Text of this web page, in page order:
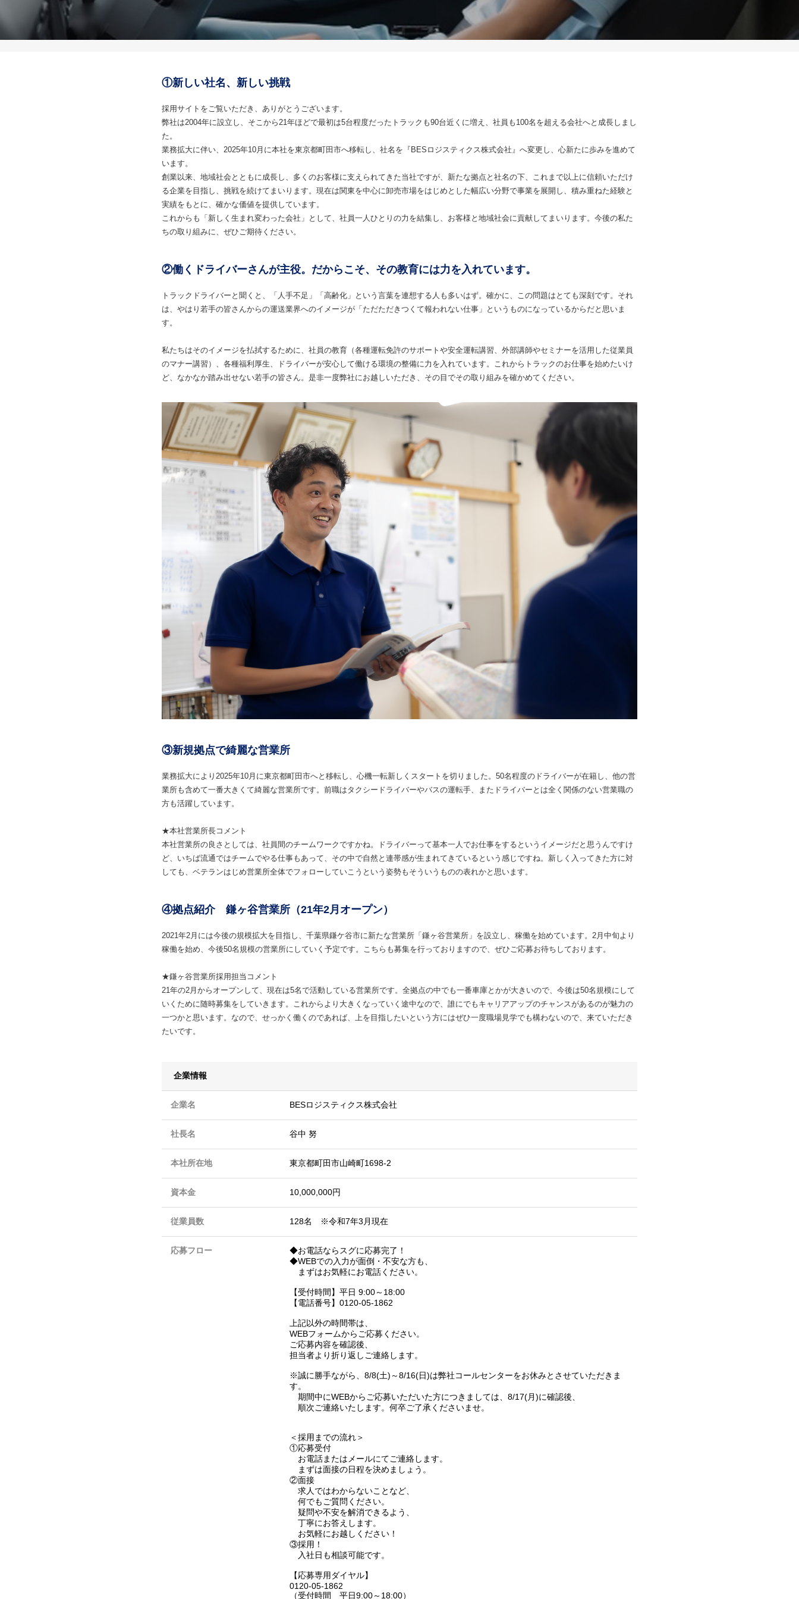
①新しい社名、新しい挑戦
採用サイトをご覧いただき、ありがとうございます。
弊社は2004年に設立し、そこから21年ほどで最初は5台程度だったトラックも90台近くに増え、社員も100名を超える会社へと成長しまし
た。
業務拡大に伴い、2025年10月に本社を東京都町田市へ移転し、社名を『BESロジスティクス株式会社』へ変更し、心新たに歩みを進めて
います。
創業以来、地域社会とともに成長し、多くのお客様に支えられてきた当社ですが、新たな拠点と社名の下、これまで以上に信頼いただけ
る企業を目指し、挑戦を続けてまいります。現在は関東を中心に卸売市場をはじめとした幅広い分野で事業を展開し、積み重ねた経験と
実績をもとに、確かな価値を提供しています。
これからも「新しく生まれ変わった会社」として、社員一人ひとりの力を結集し、お客様と地域社会に貢献してまいります。今後の私た
ちの取り組みに、ぜひご期待ください。
②働くドライバーさんが主役。だからこそ、その教育には力を入れています。
トラックドライバーと聞くと、「人手不足」「高齢化」という言葉を連想する人も多いはず。確かに、この問題はとても深刻です。それ
は、やはり若手の皆さんからの運送業界へのイメージが「ただただきつくて報われない仕事」というものになっているからだと思いま
す。
私たちはそのイメージを払拭するために、社員の教育（各種運転免許のサポートや安全運転講習、外部講師やセミナーを活用した従業員
のマナー講習）、各種福利厚生、ドライバーが安心して働ける環境の整備に力を入れています。これからトラックのお仕事を始めたいけ
ど、なかなか踏み出せない若手の皆さん。是非一度弊社にお越しいただき、その目でその取り組みを確かめてください。
③新規拠点で綺麗な営業所
業務拡大により2025年10月に東京都町田市へと移転し、心機一転新しくスタートを切りました。50名程度のドライバーが在籍し、他の営
業所も含めて一番大きくて綺麗な営業所です。前職はタクシードライバーやバスの運転手、またドライバーとは全く関係のない営業職の
方も活躍しています。
★本社営業所長コメント
本社営業所の良さとしては、社員間のチームワークですかね。ドライバーって基本一人でお仕事をするというイメージだと思うんですけ
ど、いちば流通ではチームでやる仕事もあって、その中で自然と連帯感が生まれてきているという感じですね。新しく入ってきた方に対
しても、ベテランはじめ営業所全体でフォローしていこうという姿勢もそういうものの表れかと思います。
④拠点紹介 鎌ヶ谷営業所（21年2月オープン）
2021年2月には今後の規模拡大を目指し、千葉県鎌ケ谷市に新たな営業所「鎌ヶ谷営業所」を設立し、稼働を始めています。2月中旬より
稼働を始め、今後50名規模の営業所にしていく予定です。こちらも募集を行っておりますので、ぜひご応募お待ちしております。
★鎌ヶ谷営業所採用担当コメント
21年の2月からオープンして、現在は5名で活動している営業所です。全拠点の中でも一番車庫とかが大きいので、今後は50名規模にして
いくために随時募集をしていきます。これからより大きくなっていく途中なので、誰にでもキャリアアップのチャンスがあるのが魅力の
一つかと思います。なので、せっかく働くのであれば、上を目指したいという方にはぜひ一度職場見学でも構わないので、来ていただき
たいです。
企業情報
企業名 BESロジスティクス株式会社
社長名 谷中 努
本社所在地 東京都町田市山崎町1698-2
資本金 10,000,000円
従業員数 128名 ※令和7年3月現在
応募フロー
◆お電話ならスグに応募完了！
◆WEBでの入力が面倒・不安な方も、
まずはお気軽にお電話ください。
【受付時間】平日 9:00～18:00
【電話番号】0120-05-1862
上記以外の時間帯は、
WEBフォームからご応募ください。
ご応募内容を確認後、
担当者より折り返しご連絡します。
※誠に勝手ながら、8/8(土)～8/16(日)は弊社コールセンターをお休みとさせていただきま
す。
期間中にWEBからご応募いただいた方につきましては、8/17(月)に確認後、
順次ご連絡いたします。何卒ご了承くださいませ。
＜採用までの流れ＞
①応募受付
お電話またはメールにてご連絡します。
まずは面接の日程を決めましょう。
②面接
求人ではわからないことなど、
何でもご質問ください。
疑問や不安を解消できるよう、
丁寧にお答えします。
お気軽にお越しください！
③採用！
入社日も相談可能です。
【応募専用ダイヤル】
0120-05-1862
（受付時間 平日9:00～18:00）